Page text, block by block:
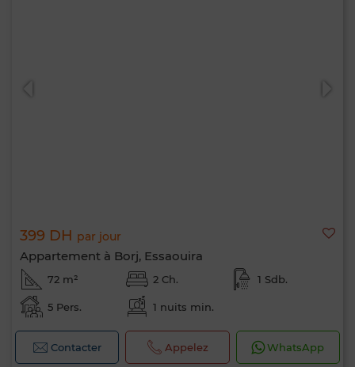
399 DH par jour
Appartement à Borj, Essaouira
72 m² 2 Ch. 1 Sdb.
5 Pers. 1 nuits min.
Contacter Appelez WhatsApp